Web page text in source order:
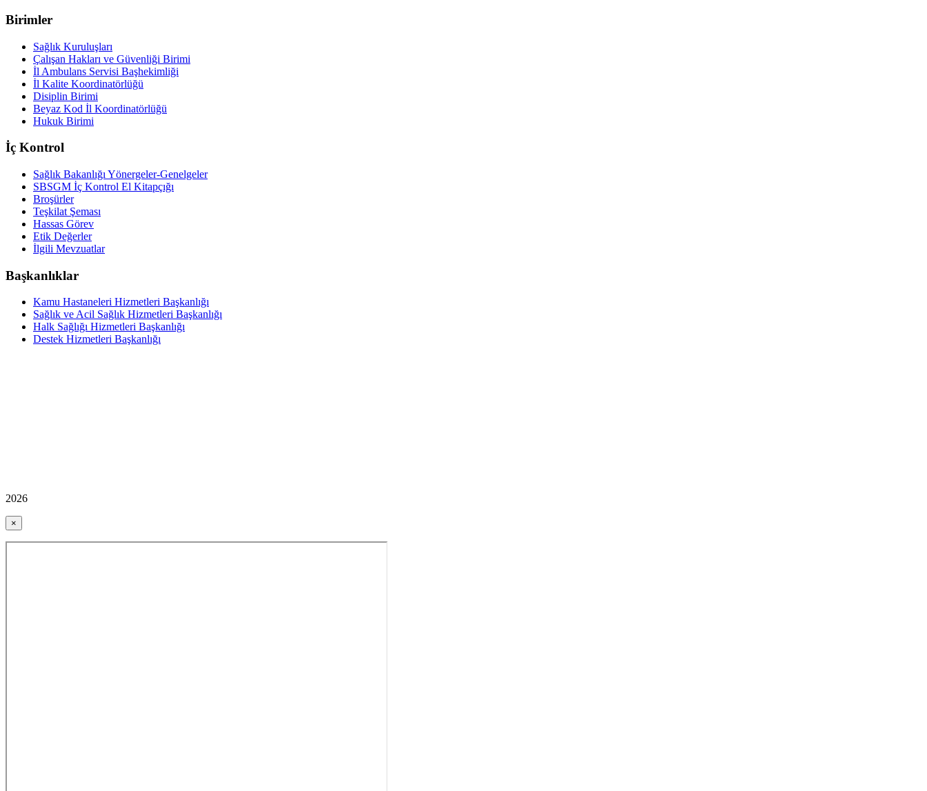
Birimler
Sağlık Kuruluşları
Çalışan Hakları ve Güvenliği Birimi
İl Ambulans Servisi Başhekimliği
İl Kalite Koordinatörlüğü
Disiplin Birimi
Beyaz Kod İl Koordinatörlüğü
Hukuk Birimi
İç Kontrol
Sağlık Bakanlığı Yönergeler-Genelgeler
SBSGM İç Kontrol El Kitapçığı
Broşürler
Teşkilat Şeması
Hassas Görev
Etik Değerler
İlgili Mevzuatlar
Başkanlıklar
Kamu Hastaneleri Hizmetleri Başkanlığı
Sağlık ve Acil Sağlık Hizmetleri Başkanlığı
Halk Sağlığı Hizmetleri Başkanlığı
Destek Hizmetleri Başkanlığı
2026
×